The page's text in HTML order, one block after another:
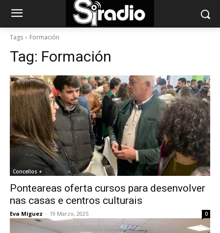
Tags Formación
Tag: Formación
Concellos +
Ponteareas oferta cursos para desenvolver
nas casas e centros culturais
Eva Míguez - 19 Marzo, 2025 0